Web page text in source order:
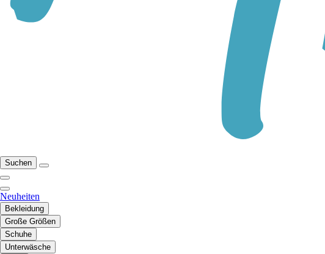
Suchen
Neuheiten
Bekleidung
Große Größen
Schuhe
Unterwäsche